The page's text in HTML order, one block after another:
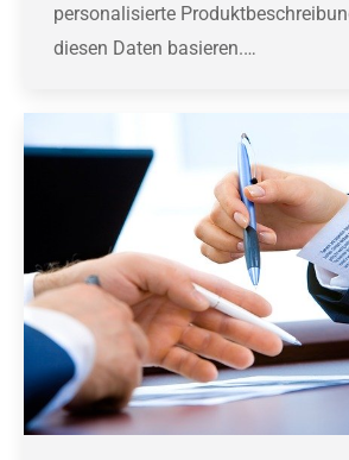
personalisierte
diesen Daten basieren.…